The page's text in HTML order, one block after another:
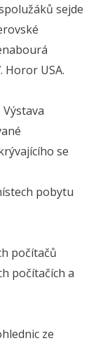
sejde
Horor USA.
Výstava
se
pobytu
počítačů
počítačích a
ze